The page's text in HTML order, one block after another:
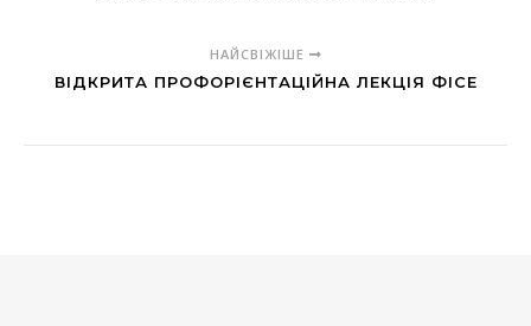
НАЙСВІЖІШЕ
ВІДКРИТА ПРОФОРІЄНТАЦІЙНА ЛЕКЦІЯ ФІСЕ